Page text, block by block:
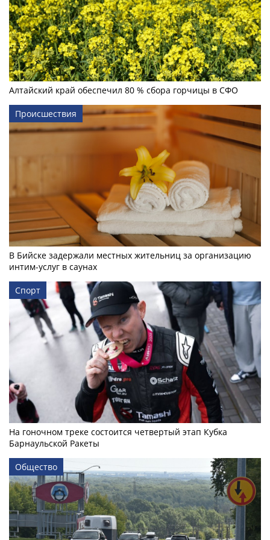
Алтайский край обеспечил 80 % сбора горчицы в СФО
Происшествия
В Бийске задержали местных жительниц за организацию
интим-услуг в саунах
Спорт
На гоночном треке состоится четвертый этап Кубка
Барнаульской Ракеты
Общество